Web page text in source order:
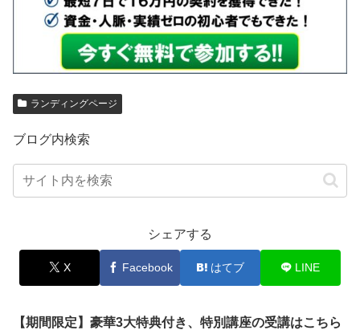
ランディングページ
ブログ内検索
シェアする
X Facebook はてブ LINE
【期間限定】豪華3大特典付き、特別講座の受講はこちら